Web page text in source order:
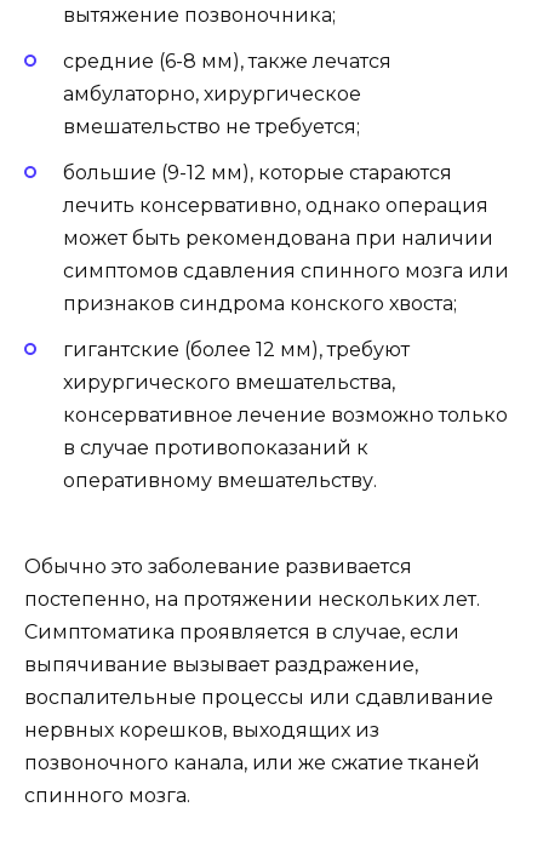
вытяжение позвоночника;
средние (6-8 мм), также лечатся
амбулаторно, хирургическое
вмешательство не требуется;
большие (9-12 мм), которые стараются
лечить консервативно, однако операция
может быть рекомендована при наличии
симптомов сдавления спинного мозга или
признаков синдрома конского хвоста;
гигантские (более 12 мм), требуют
хирургического вмешательства,
консервативное лечение возможно только
в случае противопоказаний к
оперативному вмешательству.
Обычно это заболевание развивается
постепенно, на протяжении нескольких лет.
Симптоматика проявляется в случае, если
выпячивание вызывает раздражение,
воспалительные процессы или сдавливание
нервных корешков, выходящих из
позвоночного канала, или же сжатие тканей
спинного мозга.